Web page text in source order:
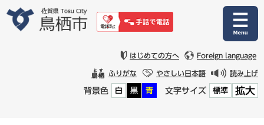
はじめての方へ Foreign language
ふりがな やさしい日本語 読み上げ
背景色 白 黒 青 文字サイズ 標準 拡大